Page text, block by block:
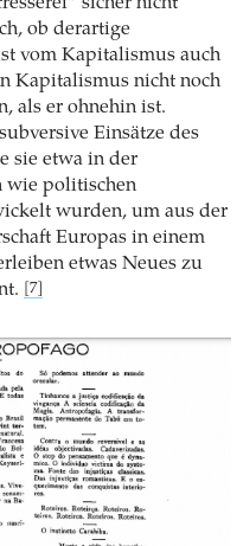
ob derartige
vom Kapitalismus auch
Kapitalismus nicht noch
als er ohnehin ist.
Einsätze des
sie etwa in der
wie politischen
wurden, um aus der
Europas in einem
etwas Neues zu
[7]